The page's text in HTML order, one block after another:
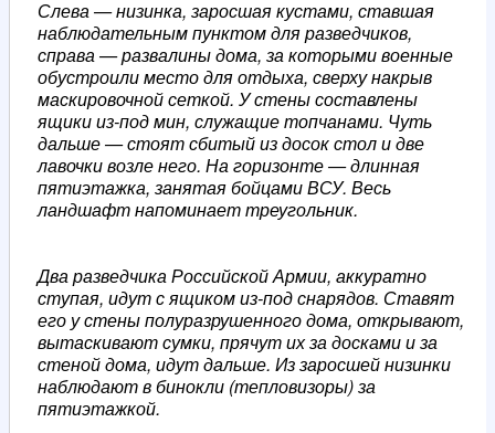
Слева — низинка, заросшая кустами, ставшая
наблюдательным пунктом для разведчиков,
справа — развалины дома, за которыми военные
обустроили место для отдыха, сверху накрыв
маскировочной сеткой. У стены составлены
ящики из-под мин, служащие топчанами. Чуть
дальше — стоят сбитый из досок стол и две
лавочки возле него. На горизонте — длинная
пятиэтажка, занятая бойцами ВСУ. Весь
ландшафт напоминает треугольник.
Два разведчика Российской Армии, аккуратно
ступая, идут с ящиком из-под снарядов. Ставят
его у стены полуразрушенного дома, открывают,
вытаскивают сумки, прячут их за досками и за
стеной дома, идут дальше. Из заросшей низинки
наблюдают в бинокли (тепловизоры) за
пятиэтажкой.